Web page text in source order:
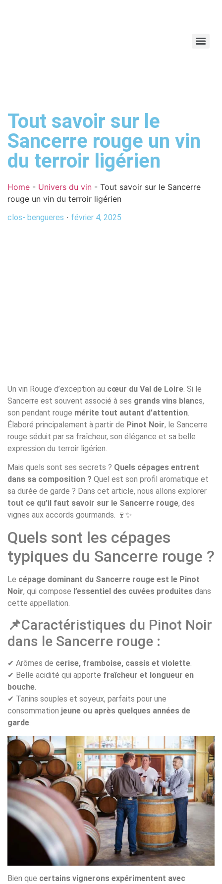
Tout savoir sur le
Sancerre rouge un vin
du terroir ligérien
Home - Univers du vin - Tout savoir sur le Sancerre
rouge un vin du terroir ligérien
clos- bengueres février 4, 2025
Un vin Rouge d’exception au cœur du Val de Loire . Si le
Sancerre est souvent associé à ses grands vins blancs,
son pendant rouge mérite tout autant d’attention
Élaboré principalement à partir de Pinot Noir, le Sancerre
rouge séduit par sa fraîcheur, son élégance et sa belle
expression du terroir ligérien.
Mais quels sont ses secrets ? Quels cépages entrent
dans sa composition ? Quel est son profil aromatique et
sa durée de garde ? Dans cet article, nous allons explorer
tout ce qu’il faut savoir sur le Sancerre rouge, des
vignes aux accords gourmands. 🍷✨
Quels sont les cépages
typiques du Sancerre rouge ?
Le cépage dominant du Sancerre rouge est le Pinot
Noir, qui compose l’essentiel des cuvées produites dans
cette appellation.
📌Caractéristiques du Pinot Noir
dans le Sancerre rouge :
✔ Arômes de cerise, framboise, cassis et violette.
✔ Belle acidité qui apporte fraîcheur et longueur en
bouche.
✔ Tanins souples et soyeux, parfaits pour une
consommation jeune ou après quelques années de
garde.
Bien que certains vignerons expérimentent avec